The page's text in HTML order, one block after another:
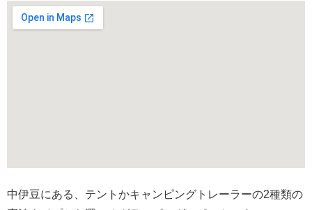
中伊豆にある、テントかキャンピングトレーラーの2種類の